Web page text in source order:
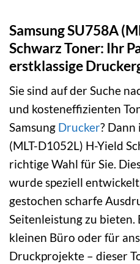
Samsung SU758A
Schwarz Toner: Ihr
erstklassige
Sie sind auf der Suche
und kosteneffizienten
Samsung Drucker? Dann
(MLT-D1052L) H-Yield
richtige Wahl für Sie.
wurde speziell
gestochen scharfe
Seitenleistung zu bieten.
kleinen Büro oder für
Druckprojekte – dieser